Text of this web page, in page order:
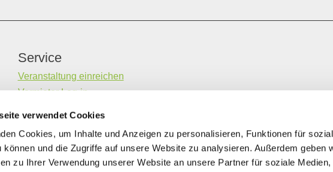
verwendet Cookies
Cookies, um Inhalte und Anzeigen zu personalisieren, Funktionen für
können und die Zugriffe auf unsere Website zu analysieren. Außerdem geben
zu Ihrer Verwendung unserer Website an unsere Partner für soziale Medien,
Service
Veranstaltung einreichen
Vermieter Log-in